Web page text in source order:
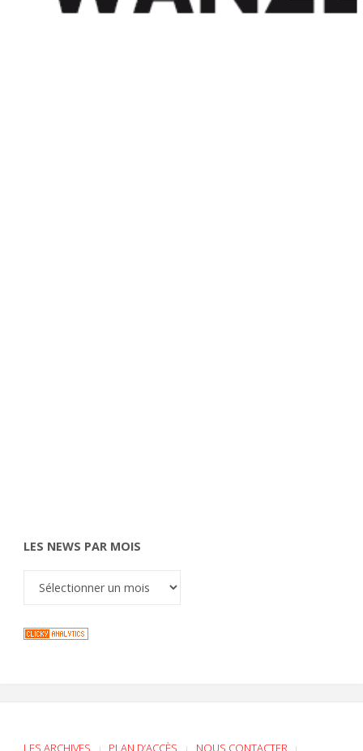
LES NEWS PAR MOIS
LES ARCHIVES PLAN D’ACCÈS NOUS CONTACTER